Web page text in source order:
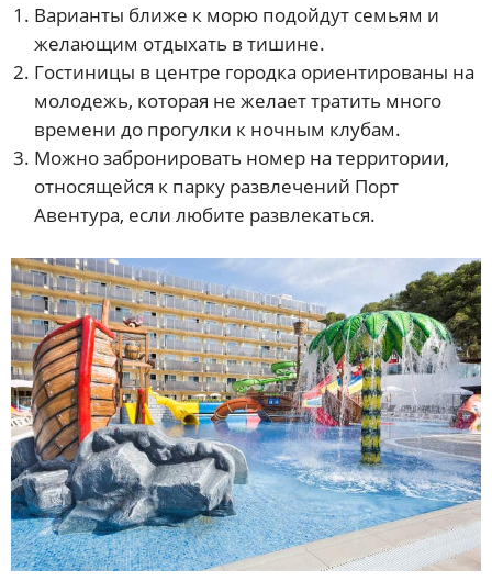
Варианты ближе к морю подойдут семьям и
желающим отдыхать в тишине.
Гостиницы в центре городка ориентированы на
молодежь, которая не желает тратить много
времени до прогулки к ночным клубам.
Можно забронировать номер на территории,
относящейся к парку развлечений Порт
Авентура, если любите развлекаться.